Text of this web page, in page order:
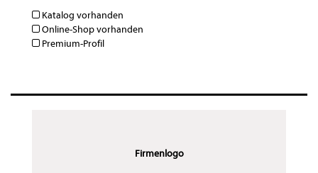
Katalog vorhanden
Online-Shop vorhanden
Premium-Profil
Firmenlogo